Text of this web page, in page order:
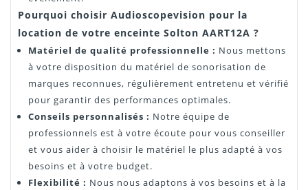
Pourquoi choisir Audioscopevision pour la
location de votre enceinte Solton AART12A ?
Matériel de qualité professionnelle : Nous mettons
à votre disposition du matériel de sonorisation de
marques reconnues, régulièrement entretenu et vérifié
pour garantir des performances optimales.
Conseils personnalisés : Notre équipe de
professionnels est à votre écoute pour vous conseiller
et vous aider à choisir le matériel le plus adapté à vos
besoins et à votre budget.
Flexibilité : Nous nous adaptons à vos besoins et à la